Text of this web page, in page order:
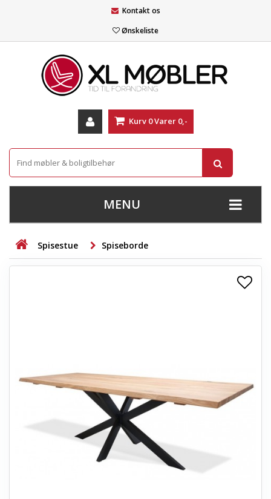
Kontakt os
Ønskeliste
Kurv 0Varer 0,-
MENU
+
STUE
+
TÆPPER
ENTREMØBLER
Spisestue Spiseborde